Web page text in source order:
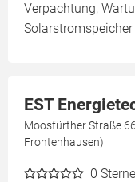
Verpachtung,
EST
Moosfürther Straße
Frontenhausen)
0